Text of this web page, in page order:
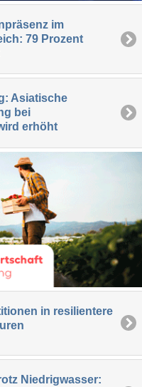
im
79 Prozent
Asiatische
bei
erhöht
in resilientere
Niedrigwasser: